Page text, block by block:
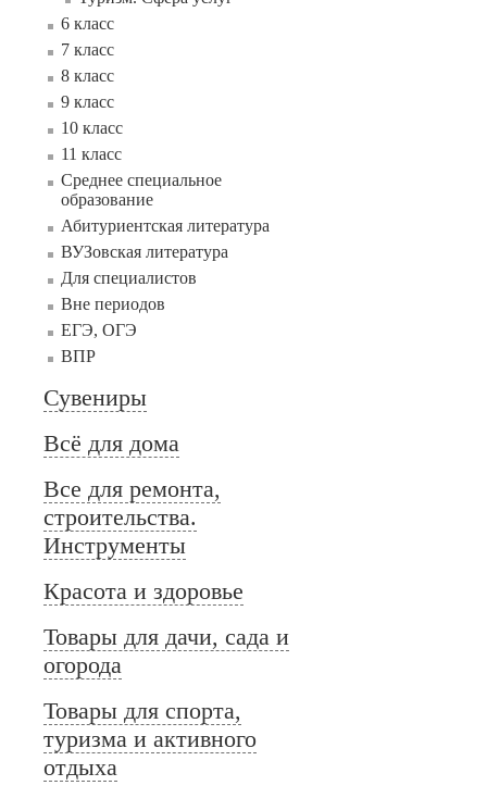
6 класс
7 класс
8 класс
9 класс
10 класс
11 класс
Среднее специальное
образование
Абитуриентская литература
ВУЗовская литература
Для специалистов
Вне периодов
ЕГЭ, ОГЭ
ВПР
Сувениры
Всё для дома
Все для ремонта,
строительства.
Инструменты
Красота и здоровье
Товары для дачи, сада и
огорода
Товары для спорта,
туризма и активного
отдыха